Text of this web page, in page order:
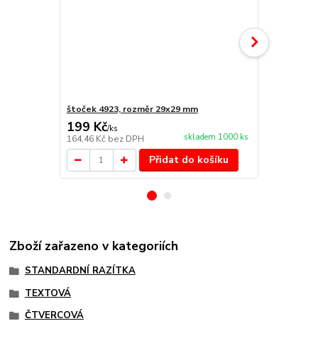
štoček 4923, rozměr 29x29 mm
199 Kč/ks
164,46 Kč bez DPH skladem 1000 ks
Přidat do košíku
Zboží zařazeno v kategoriích
STANDARDNÍ RAZÍTKA
TEXTOVÁ
ČTVERCOVÁ